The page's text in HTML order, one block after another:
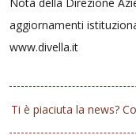
aggiornamenti
www.divella.it
Ti è piaciuta la news?